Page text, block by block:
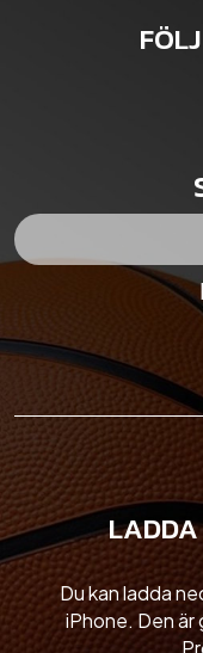
LADDA
Du kan ladda
iPhone. Den är